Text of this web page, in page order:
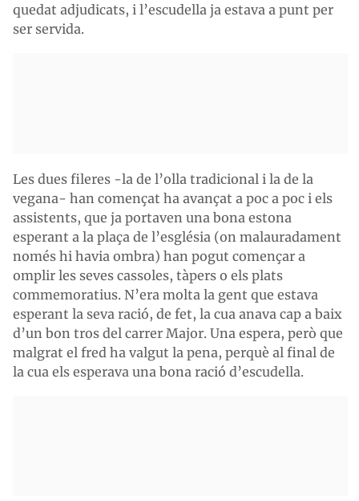
quedat adjudicats, i l’escudella ja estava a punt per
ser servida.
Les dues fileres -la de l’olla tradicional i la de la
vegana- han començat ha avançat a poc a poc i els
assistents, que ja portaven una bona estona
esperant a la plaça de l’església (on malauradament
només hi havia ombra) han pogut començar a
omplir les seves cassoles, tàpers o els plats
commemoratius. N’era molta la gent que estava
esperant la seva ració, de fet, la cua anava cap a baix
d’un bon tros del carrer Major. Una espera, però que
malgrat el fred ha valgut la pena, perquè al final de
la cua els esperava una bona ració d’escudella.